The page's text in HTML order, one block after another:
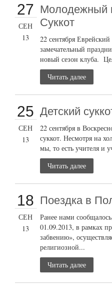
27
СЕН
13
Молодежный
Суккот
22 сентября
замечательный
новый сезон клуба.
Читать далее
25
СЕН
13
Детский
22 сентября в
суккот. Несмотря на
мы, то есть учителя и
Читать далее
18
СЕН
13
Поездка в
Ранее нами
01.09.2013, в рамках
забвению»,
религиозной...
Читать далее